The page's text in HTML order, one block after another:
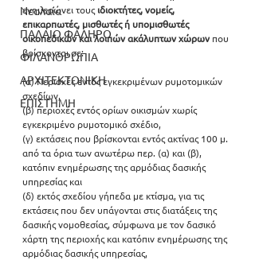
Νεολαία
ΠΑΛΑΙΟ ΦΑΛΗΡΟ
ΦΙΛΑΝΘΡΩΠΙΑ
ΑΡΧΙΤΕΚΤΟΝΙΚΗ
ΕΠΙΣΤΗΜΗ
ενημερώνει τους ιδιοκτήτες, νομείς,
επικαρπωτές, μισθωτές ή υπομισθωτές
οικοπεδικών και λοιπών ακάλυπτων χώρων που
βρίσκονται σε:
(α) Περιοχές εντός εγκεκριμένων ρυμοτομικών
σχεδίων,
(β) περιοχές εντός ορίων οικισμών χωρίς
εγκεκριμένο ρυμοτομικό σχέδιο,
(γ) εκτάσεις που βρίσκονται εντός ακτίνας 100 μ.
από τα όρια των ανωτέρω περ. (α) και (β),
κατόπιν ενημέρωσης της αρμόδιας δασικής
υπηρεσίας και
(δ) εκτός σχεδίου γήπεδα με κτίσμα, για τις
εκτάσεις που δεν υπάγονται στις διατάξεις της
δασικής νομοθεσίας, σύμφωνα με τον δασικό
χάρτη της περιοχής και κατόπιν ενημέρωσης της
αρμόδιας δασικής υπηρεσίας,